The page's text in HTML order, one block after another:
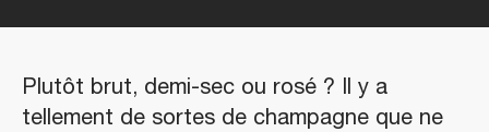
Plutôt brut, demi-sec ou rosé ? Il y a
tellement de sortes de champagne que ne